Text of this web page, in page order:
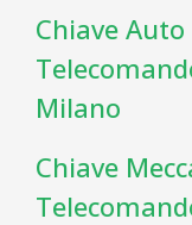
Chiave
Milano
Chiave